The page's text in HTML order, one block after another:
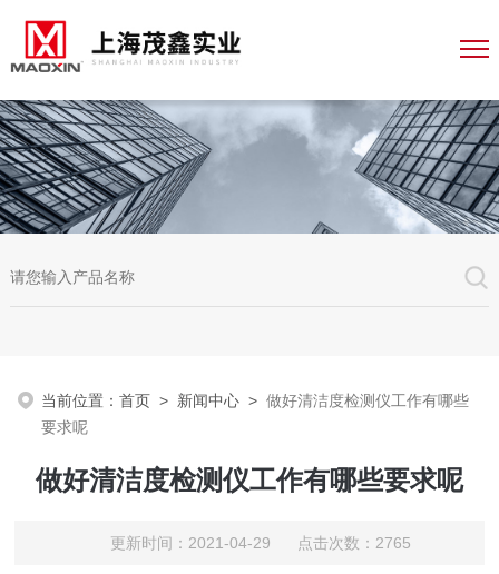
当前位置：首页 > 新闻中心 >做好清洁度检测仪工作有哪些
要求呢
做好清洁度检测仪工作有哪些要求呢
更新时间：2021-04-29 点击次数：2765